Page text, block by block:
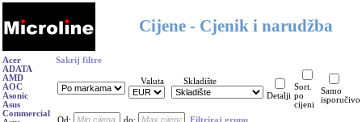
Cijene - Cjenik i narudžba
Acer
ADATA
AMD
AOC
Asonic
Asus
Commercial
Sakrij filtre
Valuta
Skladište
Detalji
Sort.
po
cijeni
Samo
isporučivo
Od: do: Filtriraj grupu